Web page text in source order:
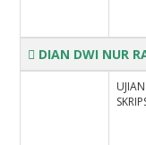
DIAN DWI NUR
UJIAN